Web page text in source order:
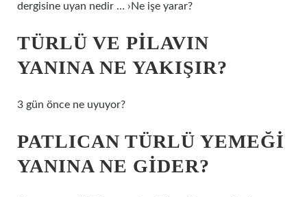
dergisine uyan nedir … ›Ne işe yarar?
TÜRLÜ VE PILAVIN
YANINA NE YAKIŞIR?
3 gün önce ne uyuyor?
PATLICAN TÜRLÜ YEMEĞI
YANINA NE GIDER?